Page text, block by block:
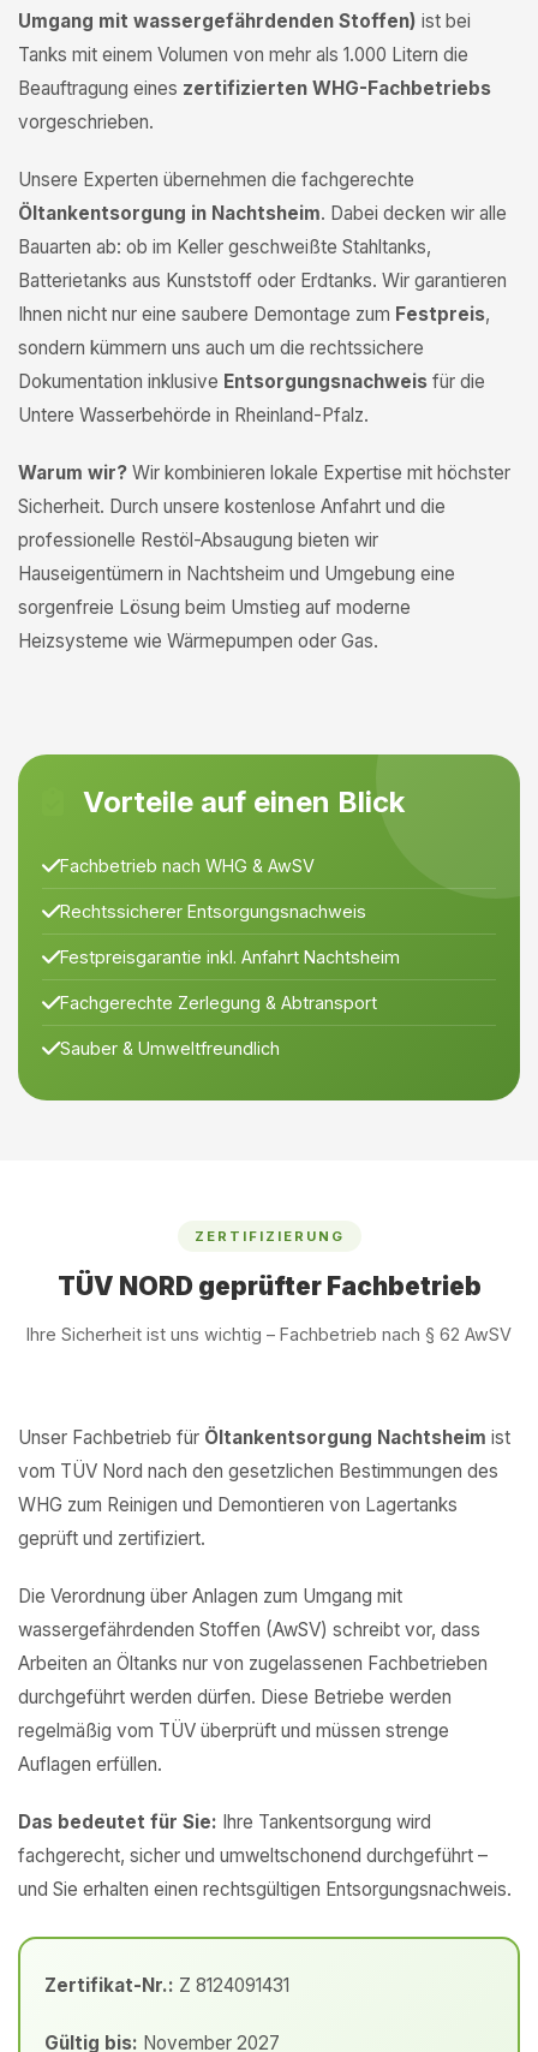
Umgang mit wassergefährdenden Stoffen) ist bei
Tanks mit einem Volumen von mehr als 1.000 Litern die
Beauftragung eines zertifizierten WHG-Fachbetriebs
vorgeschrieben.
Unsere Experten übernehmen die fachgerechte
Öltankentsorgung in Nachtsheim. Dabei decken wir alle
Bauarten ab: ob im Keller geschweißte Stahltanks,
Batterietanks aus Kunststoff oder Erdtanks. Wir garantieren
Ihnen nicht nur eine saubere Demontage zum Festpreis,
sondern kümmern uns auch um die rechtssichere
Dokumentation inklusive Entsorgungsnachweis für die
Untere Wasserbehörde in Rheinland-Pfalz.
Warum wir? Wir kombinieren lokale Expertise mit höchster
Sicherheit. Durch unsere kostenlose Anfahrt und die
professionelle Restöl-Absaugung bieten wir
Hauseigentümern in Nachtsheim und Umgebung eine
sorgenfreie Lösung beim Umstieg auf moderne
Heizsysteme wie Wärmepumpen oder Gas.
Vorteile auf einen Blick
Fachbetrieb nach WHG & AwSV
Rechtssicherer Entsorgungsnachweis
Festpreisgarantie inkl. Anfahrt Nachtsheim
Fachgerechte Zerlegung & Abtransport
Sauber & Umweltfreundlich
ZERTIFIZIERUNG
TÜV NORD geprüfter Fachbetrieb
Ihre Sicherheit ist uns wichtig – Fachbetrieb nach § 62 AwSV
Unser Fachbetrieb für Öltankentsorgung Nachtsheim ist
vom TÜV Nord nach den gesetzlichen Bestimmungen des
WHG zum Reinigen und Demontieren von Lagertanks
geprüft und zertifiziert.
Die Verordnung über Anlagen zum Umgang mit
wassergefährdenden Stoffen (AwSV) schreibt vor, dass
Arbeiten an Öltanks nur von zugelassenen Fachbetrieben
durchgeführt werden dürfen. Diese Betriebe werden
regelmäßig vom TÜV überprüft und müssen strenge
Auflagen erfüllen.
Das bedeutet für Sie: Ihre Tankentsorgung wird
fachgerecht, sicher und umweltschonend durchgeführt –
und Sie erhalten einen rechtsgültigen Entsorgungsnachweis.
Zertifikat-Nr.: Z 8124091431
Gültig bis: November 2027